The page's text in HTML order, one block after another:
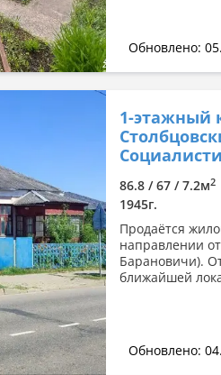
Обновлено:
1-этажный
86.8 / 67 / 7.2м2
1945г.
Продаётся
направлении
Барановичи).
ближайшей
Обновлено: